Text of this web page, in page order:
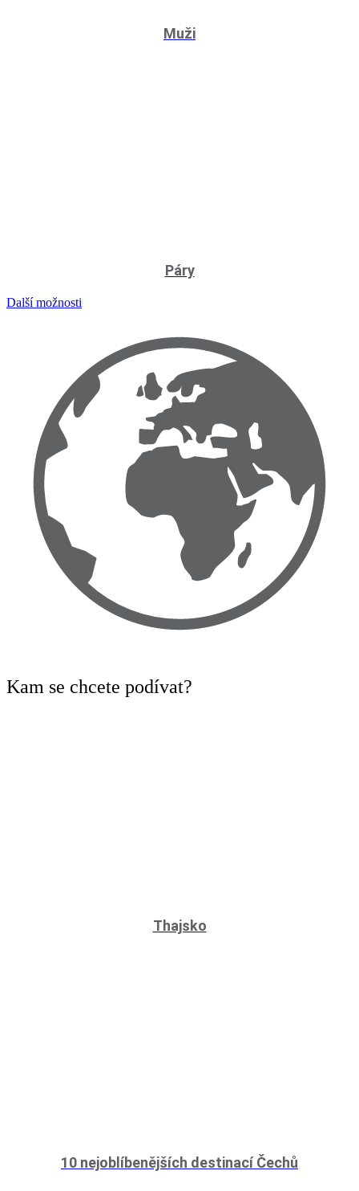
Muži
Páry
Další možnosti
Kam se chcete podívat?
Thajsko
10 nejoblíbenějších destinací Čechů